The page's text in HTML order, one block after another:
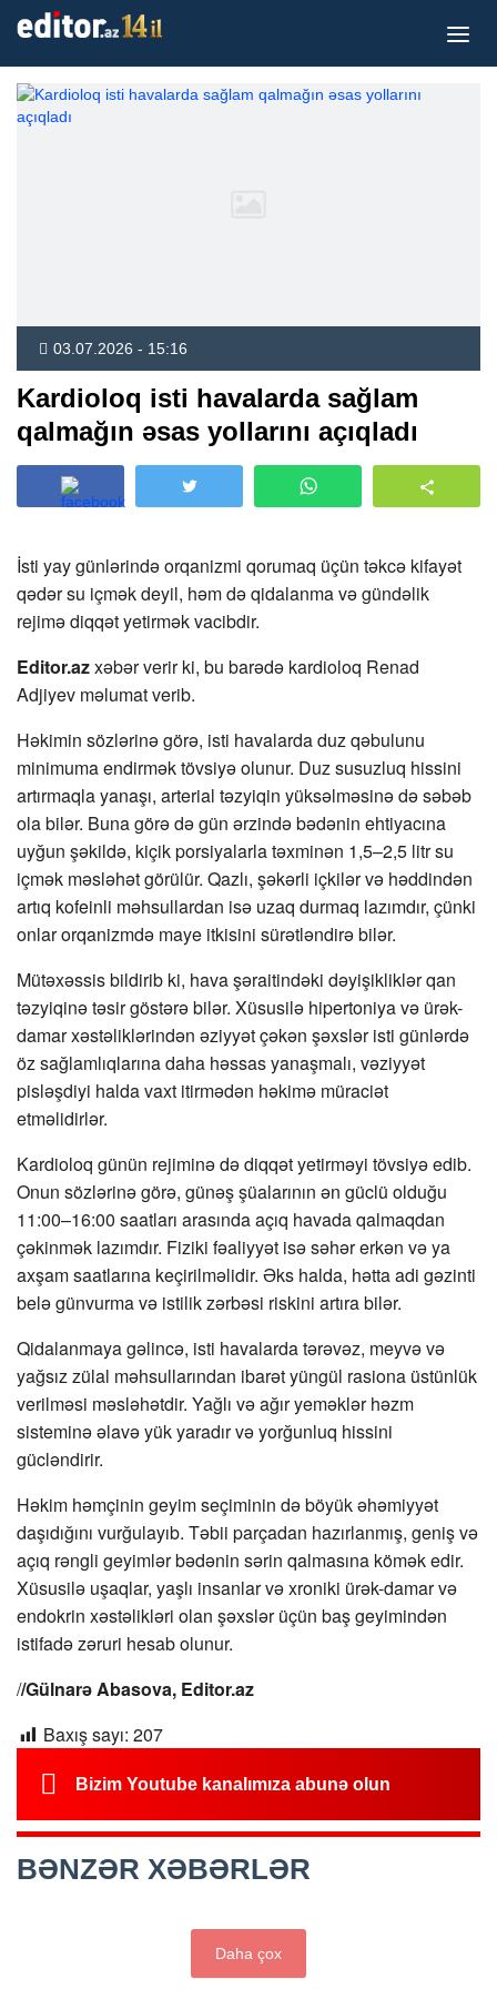
03.07.2026 - 15:16
Kardioloq isti havalarda sağlam
qalmağın əsas yollarını açıqladı
İsti yay günlərində orqanizmi qorumaq üçün təkcə kifayət
qədər su içmək deyil, həm də qidalanma və gündəlik
rejimə diqqət yetirmək vacibdir.
Editor.azxəbər verir ki, bu barədə kardioloq Renad
Adjiyev məlumat verib.
Həkimin sözlərinə görə, isti havalarda duz qəbulunu
minimuma endirmək tövsiyə olunur. Duz susuzluq hissini
artırmaqla yanaşı, arterial təzyiqin yüksəlməsinə də səbəb
ola bilər. Buna görə də gün ərzində bədənin ehtiyacına
uyğun şəkildə, kiçik porsiyalarla təxminən 1,5–2,5 litr su
içmək məsləhət görülür. Qazlı, şəkərli içkilər və həddindən
artıq kofeinli məhsullardan isə uzaq durmaq lazımdır, çünki
onlar orqanizmdə maye itkisini sürətləndirə bilər.
Mütəxəssis bildirib ki, hava şəraitindəki dəyişikliklər qan
təzyiqinə təsir göstərə bilər. Xüsusilə hipertoniya və ürək-
damar xəstəliklərindən əziyyət çəkən şəxslər isti günlərdə
öz sağlamlıqlarına daha həssas yanaşmalı, vəziyyət
pisləşdiyi halda vaxt itirmədən həkimə müraciət
etməlidirlər.
Kardioloq günün rejiminə də diqqət yetirməyi tövsiyə edib.
Onun sözlərinə görə, günəş şüalarının ən güclü olduğu
11:00–16:00 saatları arasında açıq havada qalmaqdan
çəkinmək lazımdır. Fiziki fəaliyyət isə səhər erkən və ya
axşam saatlarına keçirilməlidir. Əks halda, hətta adi gəzinti
belə günvurma və istilik zərbəsi riskini artıra bilər.
Qidalanmaya gəlincə, isti havalarda tərəvəz, meyvə və
yağsız zülal məhsullarından ibarət yüngül rasiona üstünlük
verilməsi məsləhətdir. Yağlı və ağır yeməklər həzm
sisteminə əlavə yük yaradır və yorğunluq hissini
gücləndirir.
Həkim həmçinin geyim seçiminin də böyük əhəmiyyət
daşıdığını vurğulayıb. Təbii parçadan hazırlanmış, geniş və
açıq rəngli geyimlər bədənin sərin qalmasına kömək edir.
Xüsusilə uşaqlar, yaşlı insanlar və xroniki ürək-damar və
endokrin xəstəlikləri olan şəxslər üçün baş geyimindən
istifadə zəruri hesab olunur.
//Gülnarə Abasova, Editor.az
Baxış sayı: 207
Bizim Youtube kanalımıza abunə olun
BƏNZƏR XƏBƏRLƏR
Daha çox